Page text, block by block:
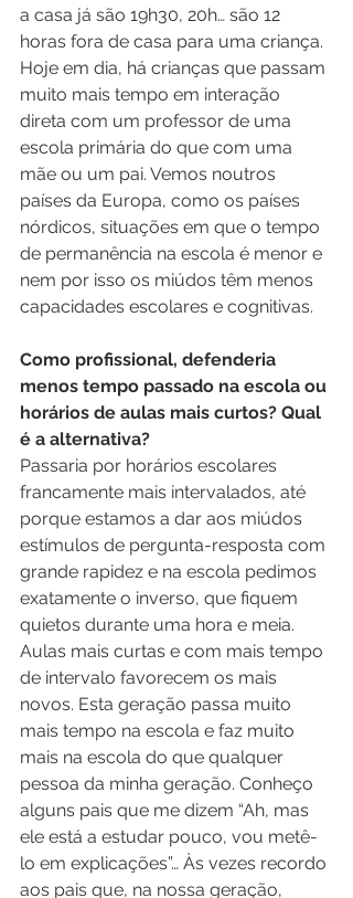
a casa já são 19h30, 20h… são 12
horas fora de casa para uma criança.
Hoje em dia, há crianças que passam
muito mais tempo em interação
direta com um professor de uma
escola primária do que com uma
mãe ou um pai. Vemos noutros
países da Europa, como os países
nórdicos, situações em que o tempo
de permanência na escola é menor e
nem por isso os miúdos têm menos
capacidades escolares e cognitivas.
Como profissional, defenderia
menos tempo passado na escola ou
horários de aulas mais curtos? Qual
é a alternativa?
Passaria por horários escolares
francamente mais intervalados, até
porque estamos a dar aos miúdos
estímulos de pergunta-resposta com
grande rapidez e na escola pedimos
exatamente o inverso, que fiquem
quietos durante uma hora e meia.
Aulas mais curtas e com mais tempo
de intervalo favorecem os mais
novos. Esta geração passa muito
mais tempo na escola e faz muito
mais na escola do que qualquer
pessoa da minha geração. Conheço
alguns pais que me dizem “Ah, mas
ele está a estudar pouco, vou metê-
lo em explicações”… Às vezes recordo
aos pais que, na nossa geração,